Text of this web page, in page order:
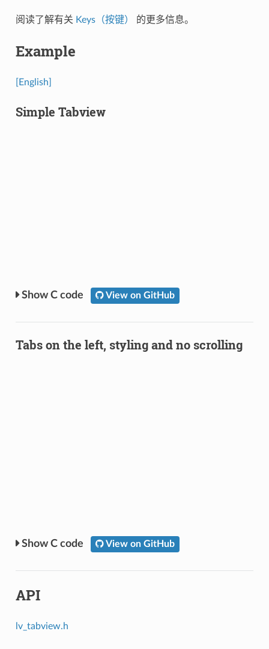
阅读了解有关 Keys（按键） 的更多信息。
Example
[English]
Simple Tabview
C code View on GitHub
Tabs on the left, styling and no scrolling
C code View on GitHub
API
lv_tabview.h